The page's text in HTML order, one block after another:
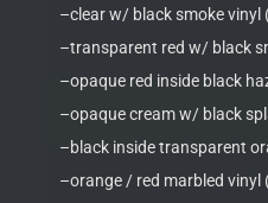
–clear w/ black smoke vinyl
–transparent red w/ black
–opaque red inside black
–opaque cream w/ black
–black inside transparent
–orange / red marbled vinyl